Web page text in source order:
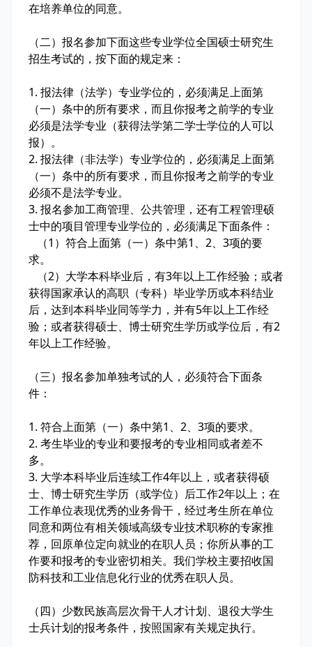
在培养单位的同意。
（二）报名参加下面这些专业学位全国硕士研究生
招生考试的，按下面的规定来：
1. 报法律（法学）专业学位的，必须满足上面第
（一）条中的所有要求，而且你报考之前学的专业
必须是法学专业（获得法学第二学士学位的人可以
报）。
2. 报法律（非法学）专业学位的，必须满足上面第
（一）条中的所有要求，而且你报考之前学的专业
必须不是法学专业。
3. 报名参加工商管理、公共管理，还有工程管理硕
士中的项目管理专业学位的，必须满足下面条件：
（1）符合上面第（一）条中第1、2、3项的要
求。
（2）大学本科毕业后，有3年以上工作经验；或者
获得国家承认的高职（专科）毕业学历或本科结业
后，达到本科毕业同等学力，并有5年以上工作经
验；或者获得硕士、博士研究生学历或学位后，有2
年以上工作经验。
（三）报名参加单独考试的人，必须符合下面条
件：
1. 符合上面第（一）条中第1、2、3项的要求。
2. 考生毕业的专业和要报考的专业相同或者差不
多。
3. 大学本科毕业后连续工作4年以上，或者获得硕
士、博士研究生学历（或学位）后工作2年以上；在
工作单位表现优秀的业务骨干，经过考生所在单位
同意和两位有相关领域高级专业技术职称的专家推
荐，回原单位定向就业的在职人员；你所从事的工
作要和报考的专业密切相关。我们学校主要招收国
防科技和工业信息化行业的优秀在职人员。
（四）少数民族高层次骨干人才计划、退役大学生
士兵计划的报考条件，按照国家有关规定执行。